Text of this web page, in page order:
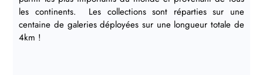
les continents. Les collections sont réparties sur une
centaine de galeries déployées sur une longueur totale de
4km !